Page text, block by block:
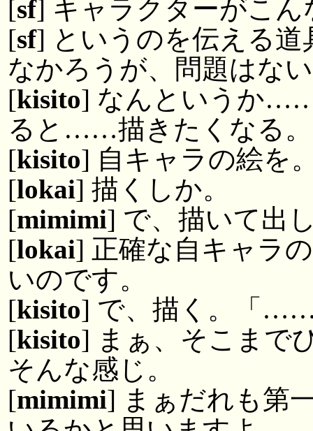
[sf] キャラクターがこ
[sf] というのを伝える
なかろうが、問題はな
[kisito] なんというか
ると……描きたくなる。
[kisito] 自キャラの絵を
[lokai] 描くしか。
[mimimi] で、描いて出
[lokai] 正確な自キャラ
いのです。
[kisito] で、描く。「
[kisito] まぁ、そこまで
そんな感じ。
[mimimi] まぁだれも第